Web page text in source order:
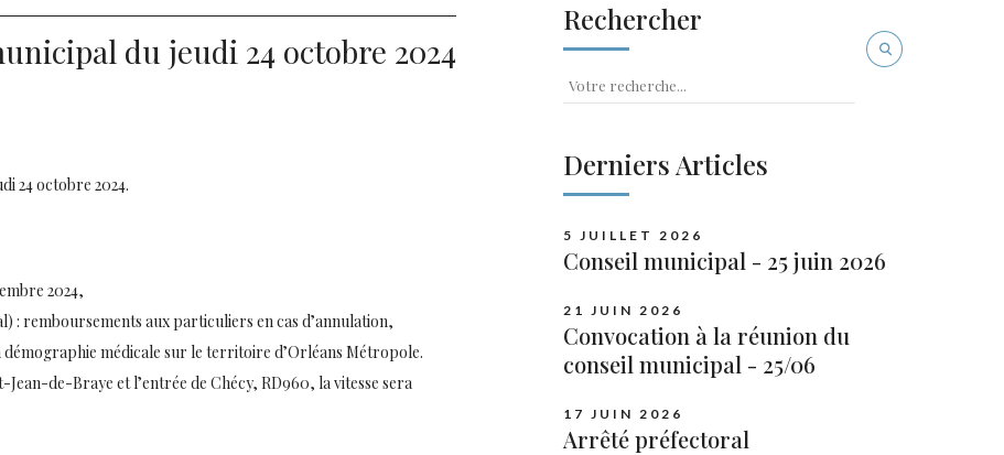
du jeudi 24 octobre 2024
24 octobre 2024.
2024,
: remboursements aux particuliers en cas d’annulation,
médicale sur le territoire d’Orléans Métropole.
de-Braye et l’entrée de Chécy, RD960, la vitesse sera
Rechercher
Derniers Articles
5 JUILLET 2026
Conseil municipal - 25 juin 2026
21 JUIN 2026
Convocation à la réunion du
conseil municipal - 25/06
17 JUIN 2026
Arrêté préfectoral